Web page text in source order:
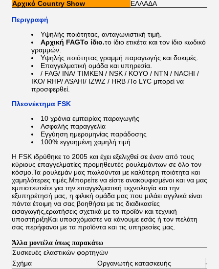
Αρχικό Country Show
ΕΛΛΑΔΑ
Περιγραφή
Υψηλής ποιότητας, ανταγωνιστική τιμή.
Αρχική FAGΤο ίδιο.το ίδιο ετικέτα και τον ίδιο κωδικό
γραμμών.
Υψηλής ποιότητας γραμμή παραγωγής και δοκιμές.
Επαγγελματική ομάδα και υπηρεσία.
/ FAG/ INA/ TIMKEN / NSK / KOYO / NTN / NACHI /
IKO/ RHP/ ASAHI/ IZWZ / HRB /Το LYC μπορεί να
προσφερθεί.
Πλεονέκτημα FSK
10 χρόνια εμπειρίας παραγωγής
Ασφαλής παραγγελία
Εγγύηση ημερομηνίας παράδοσης
100% εγγυημένη χαμηλή τιμή
Η FSK ιδρύθηκε το 2005 και έχει εξελιχθεί σε έναν από τους
κύριους επαγγελματίες προμηθευτές ρουλεμάντων σε όλο τον
κόσμο.Τα ρουλεμάν μας πωλούνται με καλύτερη ποιότητα και
χαμηλότερες τιμές.Μπορείτε να είστε ανακουφισμένοι και να μας
εμπιστευτείτε για την επαγγελματική τεχνολογία και την
εξυπηρέτησή μας, η φιλική ομάδα μας που μιλάει αγγλικά είναι
πάντα έτοιμη να σας βοηθήσει με τις διαδικασίες
εισαγωγής,ερωτήσεις σχετικά με το προϊόν και τεχνική
υποστήριξηΚαι υποσχόμαστε να κάνουμε εσάς ή τον πελάτη
σας περήφανοι με τα προϊόντα και τις υπηρεσίες μας.
Άλλα μοντέλα όπως παρακάτω
Συσκευές ελαστικών φορτηγών
Σχήμα
Οργανωτής κατασκευής -